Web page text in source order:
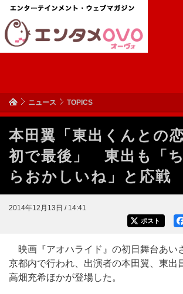
ニュース TOPICS
本田翼「東出くんとの
初で最後」 東出も「
らおかしいね」と応戦
2014年12月13日 / 14:41
ポスト
映画『アオハライド』の初日舞台あい
京都内で行われ、出演者の本田翼、東出
高畑充希ほかが登場した。